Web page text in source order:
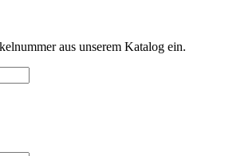
aus unserem Katalog ein.